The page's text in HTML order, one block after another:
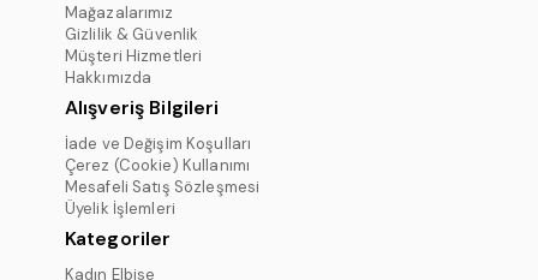
Mağazalarımız
Gizlilik & Güvenlik
Müşteri Hizmetleri
Hakkımızda
Alışveriş Bilgileri
İade ve Değişim Koşulları
Çerez (Cookie) Kullanımı
Mesafeli Satış Sözleşmesi
Üyelik İşlemleri
Kategoriler
Kadın Elbise